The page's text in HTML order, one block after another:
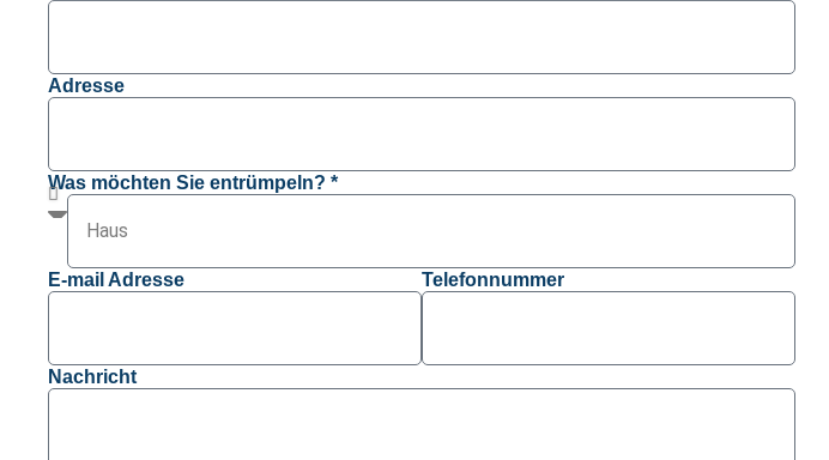
Adresse
Was möchten Sie entrümpeln? *
E-mail Adresse Telefonnummer
Nachricht